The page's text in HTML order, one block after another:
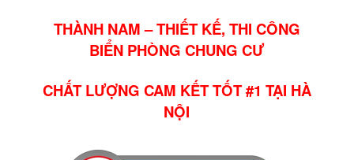
THÀNH NAM – THIẾT KẾ, THI CÔNG
BIỂN PHÒNG CHUNG CƯ
CHẤT LƯỢNG CAM KẾT TỐT #1 TẠI HÀ
NỘI